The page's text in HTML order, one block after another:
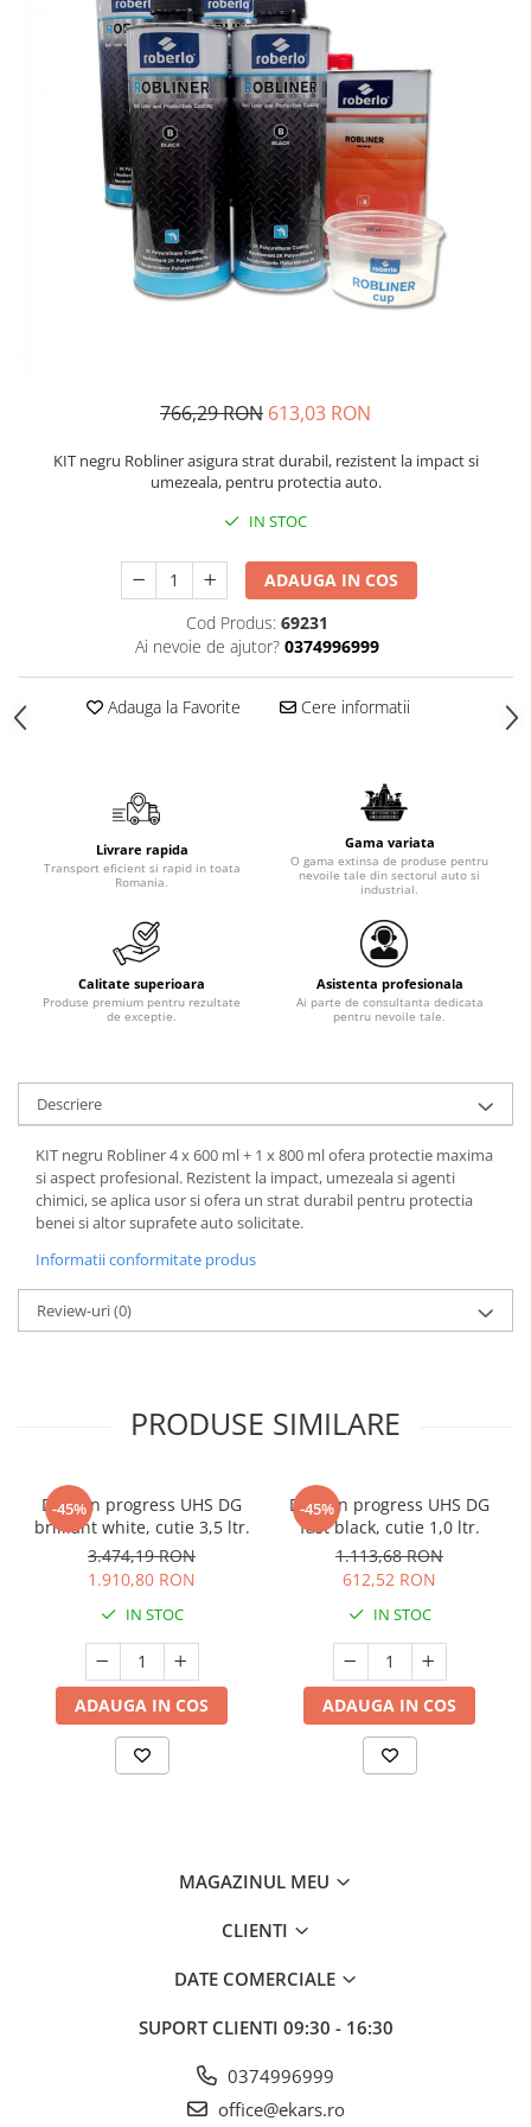
Protectie piele
Protectie vizuala
Sisteme si pahare PPS
Pahare de amestec
Tinichigerie
766,29 RON 613,03 RON
KIT negru Robliner asigura strat durabil, rezistent la impact si
umezeala, pentru protectia auto.
IN STOC
ADAUGA IN COS
Cod Produs: 69231
Ai nevoie de ajutor? 0374996999
Adauga la Favorite Cere informatii
Livrare rapida
Transport eficient si rapid in toata
Romania.
Gama variata
O gama extinsa de produse pentru
nevoile tale din sectorul auto si
industrial.
Calitate superioara
Produse premium pentru rezultate
de exceptie.
Asistenta profesionala
Ai parte de consultanta dedicata
pentru nevoile tale.
Descriere
KIT negru Robliner 4 x 600 ml + 1 x 800 ml ofera protectie maxima
si aspect profesional. Rezistent la impact, umezeala si agenti
chimici, se aplica usor si ofera un strat durabil pentru protectia
benei si altor suprafete auto solicitate.
Informatii conformitate produs
Review-uri(0)
PRODUSE SIMILARE
-45%
Deltron progress UHS DG
brilliant white, cutie 3,5 ltr.
3.474,19 RON
1.910,80 RON
IN STOC
ADAUGA IN COS
-45%
Deltron progress UHS DG
fast black, cutie 1,0 ltr.
1.113,68 RON
612,52 RON
IN STOC
ADAUGA IN COS
MAGAZINUL MEU
CLIENTI
DATE COMERCIALE
SUPORT CLIENTI 09:30 - 16:30
0374996999
office@ekars.ro